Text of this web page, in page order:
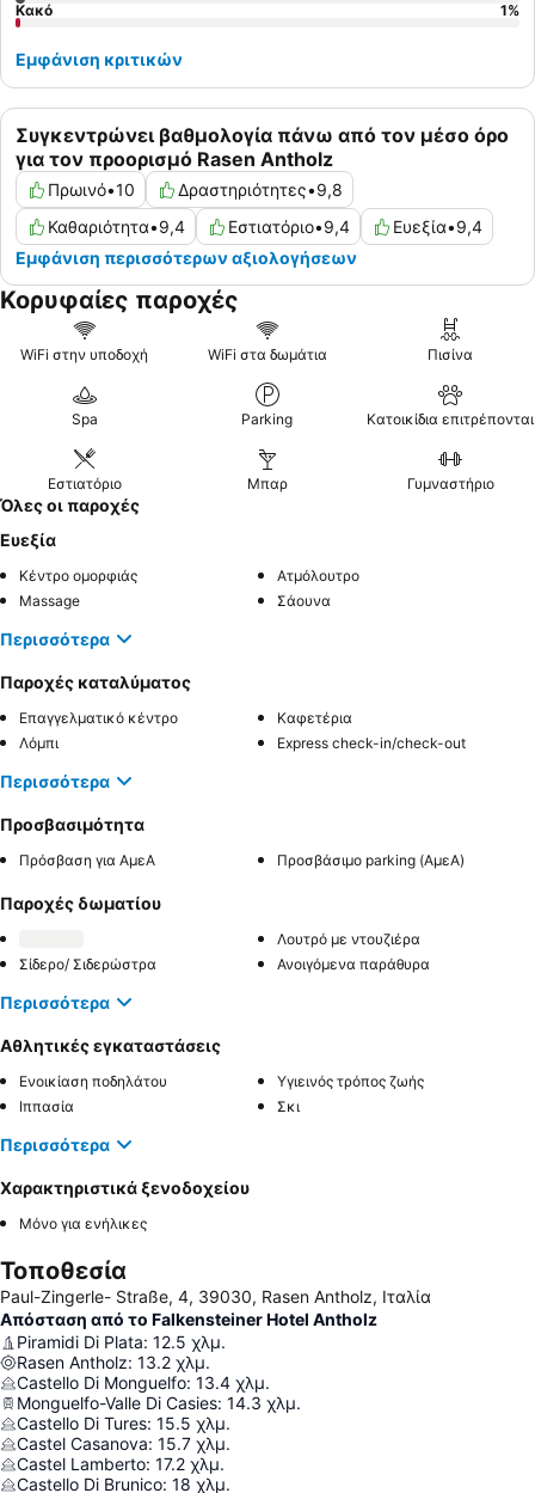
Συγκεντρώνει βαθμολογία πάνω από τον μέσο όρο
για τον προορισμό Rasen Antholz
Πρωινό•10 Δραστηριότητες•9,8
Καθαριότητα•9,4 Εστιατόριο•9,4 Ευεξία•9,4
Εμφάνιση περισσότερων αξιολογήσεων
Κακό
1%
Εμφάνιση κριτικών
Κορυφαίες παροχές
WiFi στην υποδοχή WiFi στα δωμάτια Πισίνα
Spa Parking Κατοικίδια επιτρέπονται
Εστιατόριο Μπαρ Γυμναστήριο
Όλες οι παροχές
Ευεξία
Κέντρο ομορφιάς
Ατμόλουτρο
Massage
Σάουνα
Περισσότερα
Παροχές καταλύματος
Επαγγελματικό κέντρο
Καφετέρια
Λόμπι
Express check-in/check-out
Περισσότερα
Προσβασιμότητα
Πρόσβαση για ΑμεΑ Προσβάσιμο parking (ΑμεΑ)
Παροχές δωματίου
Λουτρό με ντουζιέρα
Σίδερο/ Σιδερώστρα
Ανοιγόμενα παράθυρα
Περισσότερα
Αθλητικές εγκαταστάσεις
Ενοικίαση ποδηλάτου
Υγιεινός τρόπος ζωής
Ιππασία
Σκι
Περισσότερα
Χαρακτηριστικά ξενοδοχείου
Μόνο για ενήλικες
Τοποθεσία
Paul-Zingerle- Straße, 4, 39030, Rasen Antholz, Ιταλία
Απόσταση από το Falkensteiner Hotel Antholz
Piramidi Di Plata: 12.5 χλμ.
Rasen Antholz: 13.2 χλμ.
Castello Di Monguelfo: 13.4 χλμ.
Monguelfo-Valle Di Casies: 14.3 χλμ.
Castello Di Tures: 15.5 χλμ.
Castel Casanova: 15.7 χλμ.
Castel Lamberto: 17.2 χλμ.
Castello Di Brunico: 18 χλμ.